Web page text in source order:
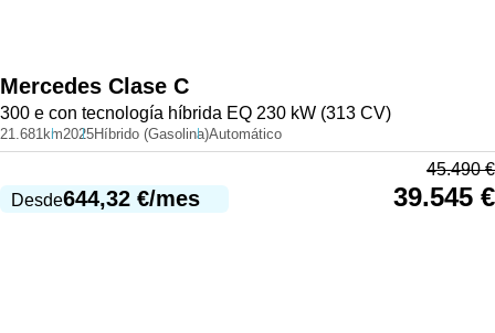
Mercedes Clase C
300 e con tecnología híbrida EQ 230 kW (313 CV)
21.681km2025Híbrido (Gasolina)Automático
Desde644,32 €/mes
45.490€
39.545 €